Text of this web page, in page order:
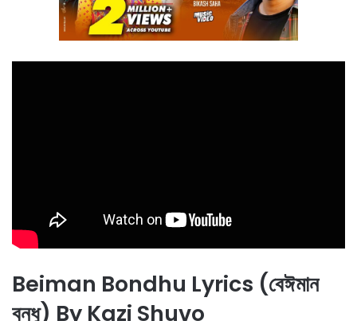
Beiman Bondhu Lyrics (বেঈমান
বন্ধু) By Kazi Shuvo